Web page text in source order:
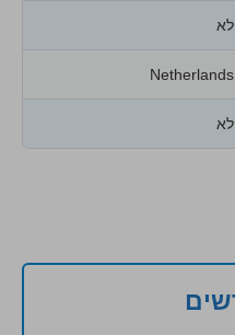
לא
Netherlands
לא